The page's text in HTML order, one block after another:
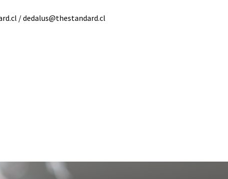
/ dedalus@thestandard.cl